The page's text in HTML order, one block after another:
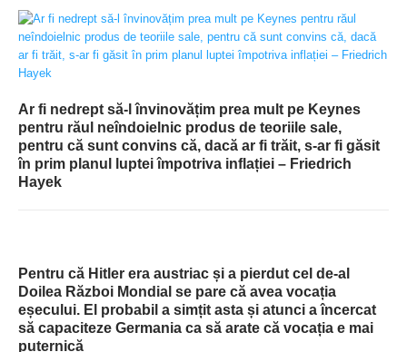
Ar fi nedrept să-l învinovățim prea mult pe Keynes
pentru răul neîndoielnic produs de teoriile sale,
pentru că sunt convins că, dacă ar fi trăit, s-ar fi găsit
în prim planul luptei împotriva inflației – Friedrich
Hayek
Pentru că Hitler era austriac și a pierdut cel de-al
Doilea Război Mondial se pare că avea vocația
eșecului. El probabil a simțit asta și atunci a încercat
să capaciteze Germania ca să arate că vocația e mai
puternică